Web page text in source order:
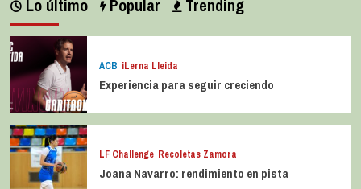
Lo último Popular Trending
ACB iLerna Lleida
Experiencia para seguir creciendo
LF Challenge Recoletas Zamora
Joana Navarro: rendimiento en pista